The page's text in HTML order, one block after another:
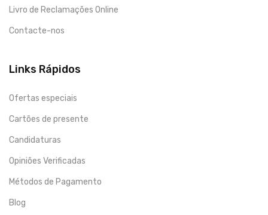
Livro de Reclamações Online
Contacte-nos
Links Rápidos
Ofertas especiais
Cartões de presente
Candidaturas
Opiniões Verificadas
Métodos de Pagamento
Blog